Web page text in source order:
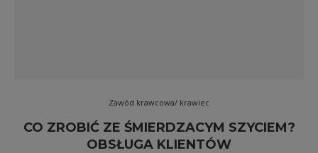
Zawód krawcowa/ krawiec
CO ZROBIĆ ZE ŚMIERDZACYM SZYCIEM?
OBSŁUGA KLIENTÓW